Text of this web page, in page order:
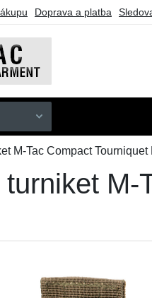
Doprava a platba
M-Tac Compact
M-